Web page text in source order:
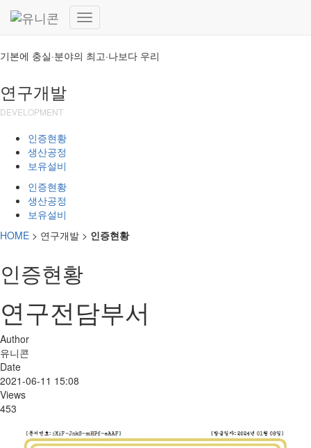
내
게
(주)유니콘
기본에 충실·분야의 최고·나보다 우리
연구개발
DEVELOPMENT
인증현황
생산공정
보유설비
인증현황
생산공정
보유설비
HOME > 연구개발 > 인증현황
인증현황
연구전담부서
Author
유니콘
Date
2021-06-11 15:08
Views
453